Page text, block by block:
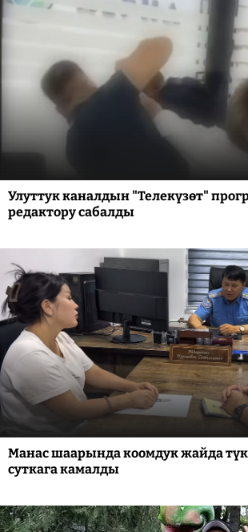
Улуттук каналдын "Телекүзөт"
редактору сабалды
Манас шаарында коомдук жайда
суткага камалды